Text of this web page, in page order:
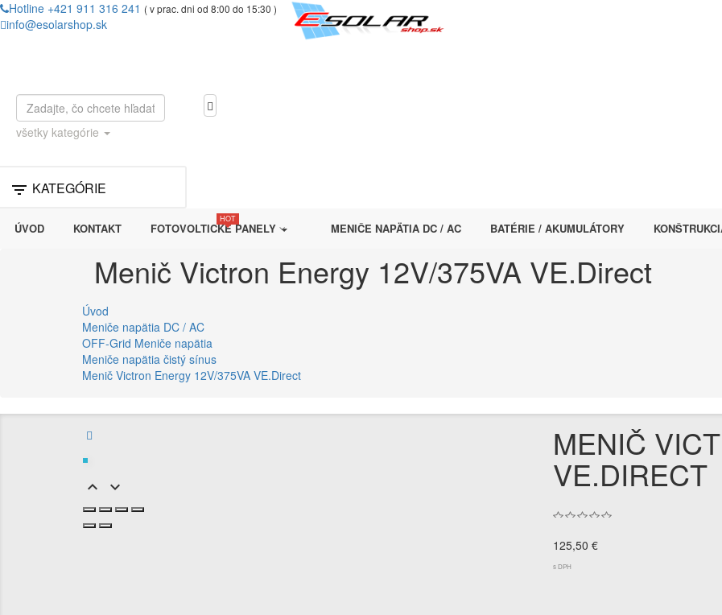
Hotline +421 911 316 241 ( v prac. dni od 8:00 do 15:30 )
info@esolarshop.sk
všetky kategórie
 KATEGÓRIE
ÚVOD KONTAKT FOTOVOLTICKÉ PANELY
HOT
MENIČE NAPÄTIA DC / AC BATÉRIE / AKUMULÁTORY
Menič Victron Energy 12V/375VA VE.Direct
Úvod
Meniče napätia DC / AC
OFF-Grid Meniče napätia
Meniče napätia čistý sínus
Menič Victron Energy 12V/375VA VE.Direct
 
MENIČ
VE.DIRECT
125,50 €
s DPH